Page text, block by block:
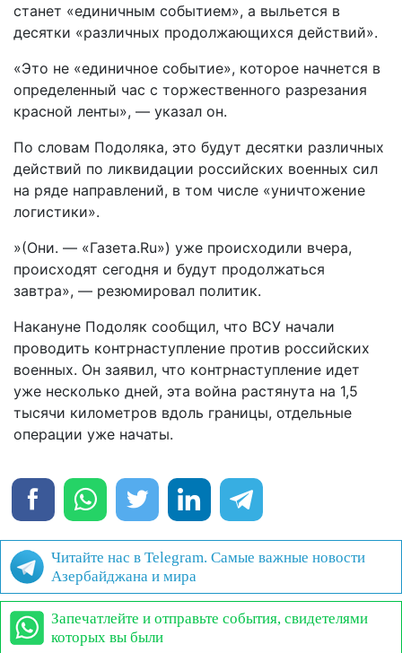
станет «единичным событием», а выльется в
десятки «различных продолжающихся действий».
«Это не «единичное событие», которое начнется в
определенный час с торжественного разрезания
красной ленты», — указал он.
По словам Подоляка, это будут десятки различных
действий по ликвидации российских военных сил
на ряде направлений, в том числе «уничтожение
логистики».
»(Они. — «Газета.Ru») уже происходили вчера,
происходят сегодня и будут продолжаться
завтра», — резюмировал политик.
Накануне Подоляк сообщил, что ВСУ начали
проводить контрнаступление против российских
военных. Он заявил, что контрнаступление идет
уже несколько дней, эта война растянута на 1,5
тысячи километров вдоль границы, отдельные
операции уже начаты.
Читайте нас в Telegram. Самые важные новости
Азербайджана и мира
Запечатлейте и отправьте события, свидетелями
которых вы были